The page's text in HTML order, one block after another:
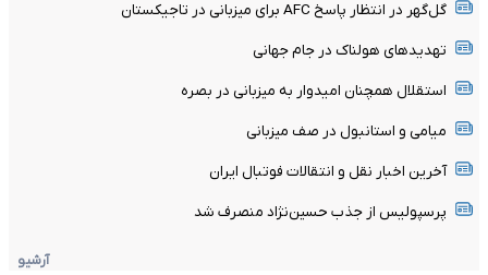
گل‌گهر در انتظار پاسخ AFC برای میزبانی در تاجیکستان
تهدیدهای هولناک در جام جهانی
استقلال همچنان امیدوار به میزبانی در بصره
میامی و استانبول در صف میزبانی
آخرین اخبار نقل و انتقالات فوتبال ایران
پرسپولیس از جذب حسین‌نژاد منصرف شد
آرشیو